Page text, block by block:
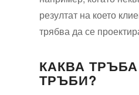
резултат на което
трябва да се
КАКВА
ТРЪБИ?